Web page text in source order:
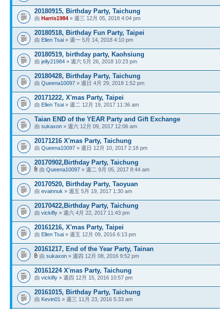
20180915, Birthday Party, Taichung
由 Harris1984 » 週三 12月 05, 2018 4:04 pm
20180518, Birthday Fun Party, Taipei
由 Ellen Tsai » 週一 5月 14, 2018 4:10 pm
20180519, birthday party, Kaohsiung
由 jelly21984 » 週六 5月 26, 2018 10:23 pm
20180428, Birthday Party, Taichung
由 Queena10097 » 週日 4月 29, 2018 1:52 pm
20171222, X'mas Party, Taipei
由 Ellen Tsai » 週二 12月 19, 2017 11:36 am
Taian END of the YEAR Party and Gift Exchange
由 sukaxon » 週六 12月 09, 2017 12:06 am
20171216 X'mas Party, Taichung
由 Queena10097 » 週日 12月 10, 2017 2:18 pm
20170902,Birthday Party, Taichung
由 Queena10097 » 週二 9月 05, 2017 8:44 am
20170520, Birthday Party, Taoyuan
由 evainnuk » 週五 5月 19, 2017 1:30 am
20170422,Birthday Party, Taichung
由 vickifly » 週六 4月 22, 2017 11:43 pm
20161216, X'mas Party, Taipei
由 Ellen Tsai » 週五 12月 09, 2016 6:13 pm
20161217, End of the Year Party, Tainan
由 sukaxon » 週四 12月 08, 2016 9:52 pm
20161224 X'mas Party, Taichung
由 vickifly » 週四 12月 15, 2016 10:57 pm
20161015, Birthday Party, Taichung
由 Kevin01 » 週三 11月 23, 2016 5:33 am